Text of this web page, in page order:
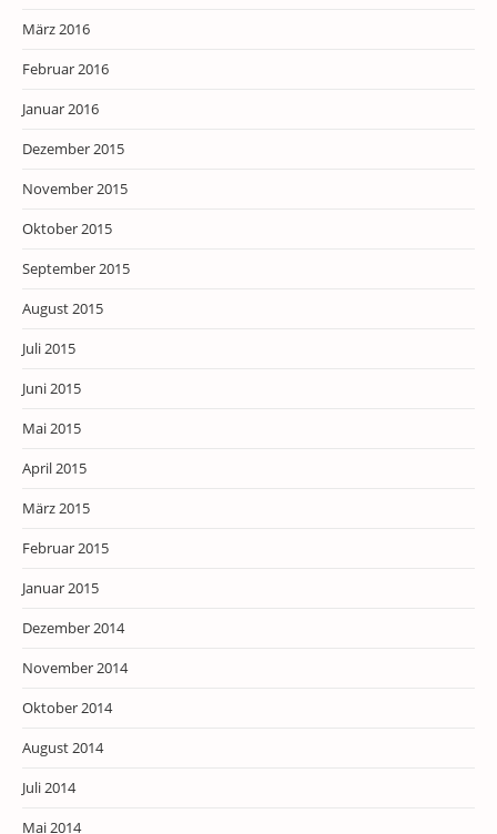
März 2016
Februar 2016
Januar 2016
Dezember 2015
November 2015
Oktober 2015
September 2015
August 2015
Juli 2015
Juni 2015
Mai 2015
April 2015
März 2015
Februar 2015
Januar 2015
Dezember 2014
November 2014
Oktober 2014
August 2014
Juli 2014
Mai 2014